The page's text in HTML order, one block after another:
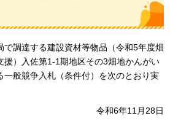
で調達する建設資材等物品（令和5年度畑
援）入佐第1-1期地区その3畑地かんがい
一般競争入札（条件付）を次のとおり実
令和6年11月28日